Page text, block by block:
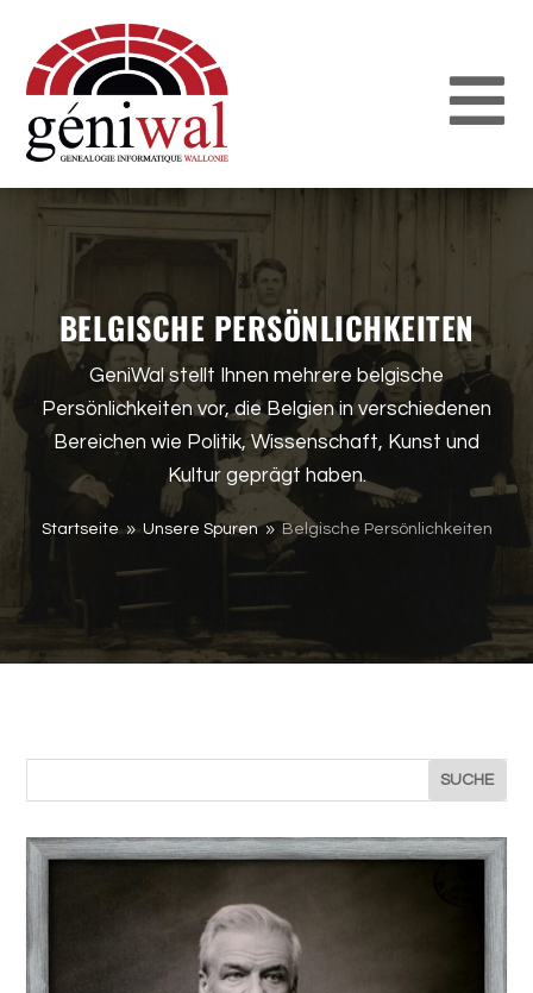
BELGISCHE PERSÖNLICHKEITEN
GeniWal stellt Ihnen mehrere belgische
Persönlichkeiten vor, die Belgien in verschiedenen
Bereichen wie Politik, Wissenschaft, Kunst und
Kultur geprägt haben.
Startseite 9 Unsere Spuren 9 Belgische Persönlichkeiten